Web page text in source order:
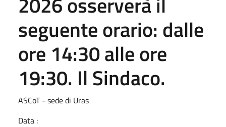
seguente orario: dalle
ore 14:30 alle ore
19:30. Il Sindaco.
ASCoT - sede di Uras
Data :